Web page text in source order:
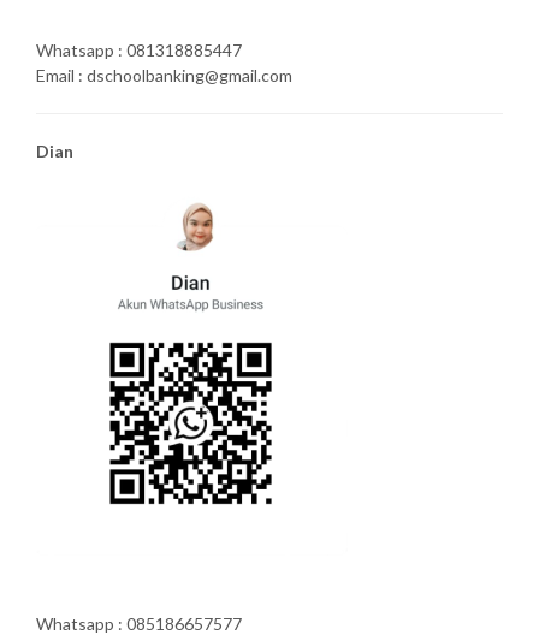
Whatsapp : 081318885447
Email : dschoolbanking@gmail.com
Dian
Whatsapp : 085186657577